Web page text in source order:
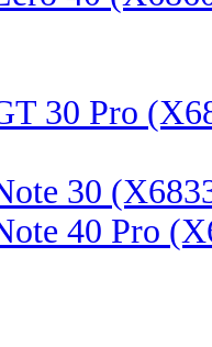
30 Pro
30
40 Pro